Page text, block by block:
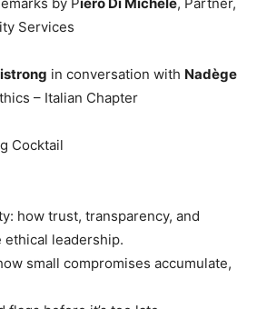
Services
in conversation with Nadège
– Italian Chapter
Cocktail
how trust, transparency, and
leadership.
small compromises accumulate,